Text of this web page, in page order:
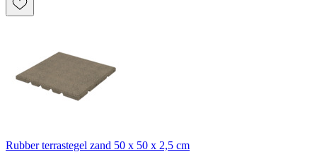
Rubber terrastegel zand 50 x 50 x 2,5 cm